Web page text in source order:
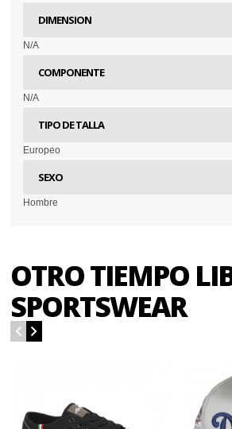
DIMENSION
N/A
COMPONENTE
N/A
TIPO DE TALLA
Europeo
SEXO
Hombre
OTRO TIEMPO
SPORTSWEAR